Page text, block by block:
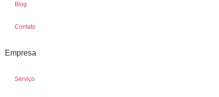
Blog
Contato
Empresa
Serviço